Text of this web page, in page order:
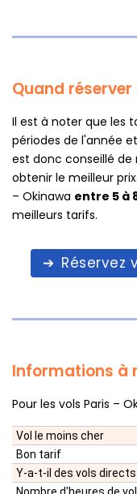
Quand
Il est à noter que les
périodes de l'année
est donc conseillé de
obtenir le meilleur
– Okinawa entre 5 à
meilleurs tarifs.
Réservez
Informations à
Pour les vols Paris –
Vol le moins cher
Bon tarif
Y-a-t-il des vols directs
Nombre d'heures de vol